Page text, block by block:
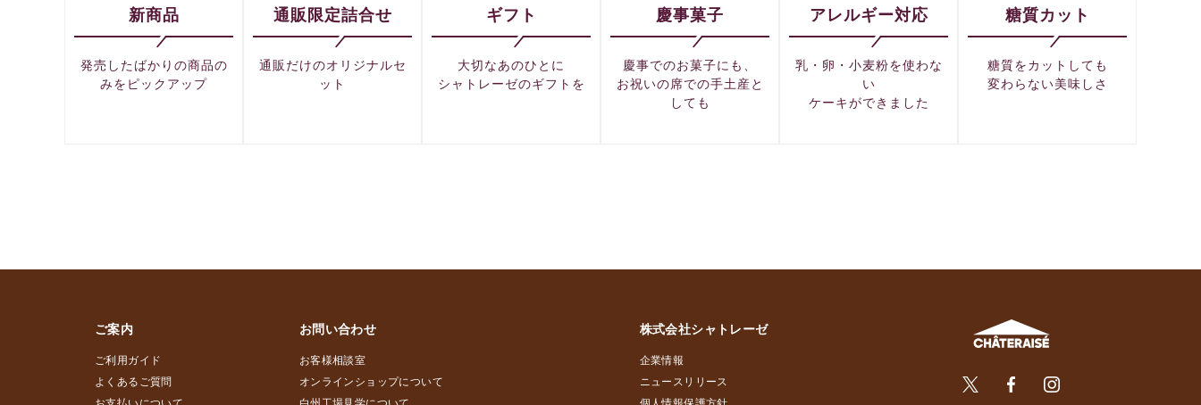
新商品
発売したばかりの商品の
みをピックアップ
通販限定詰合せ
通販だけのオリジナルセ
ット
ギフト
大切なあのひとに
シャトレーゼのギフトを
慶事菓子
慶事でのお菓子にも、
お祝いの席での手土産と
しても
アレルギー対応
乳・卵・小麦粉を使わな
い
ケーキができました
糖質カット
糖質をカットしても
変わらない美味しさ
ご案内
ご利用ガイド
よくあるご質問
お問い合わせ
お客様相談室
オンラインショップについて
株式会社シャトレーゼ
企業情報
ニュースリリース